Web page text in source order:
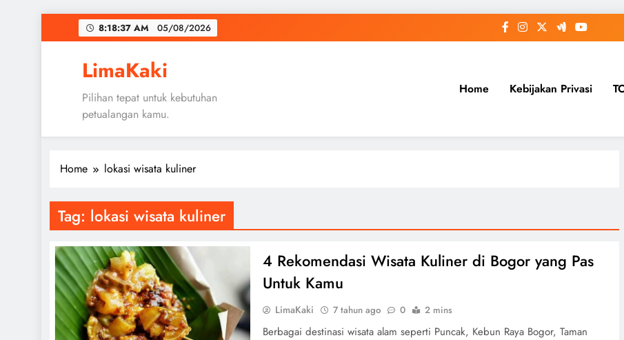
to
8:18:38 AM 05/08/2026
LimaKaki
Pilihan tepat untuk kebutuhan
petualangan kamu.
Home Kebijakan Privasi
Home lokasi wisata kuliner
Tag: lokasi wisata kuliner
4 Rekomendasi Wisata Kuliner di Bogor yang Pas
Untuk Kamu
LimaKaki 7 tahun ago 0 2 mins
Berbagai destinasi wisata alam seperti Puncak, Kebun Raya Bogor, Taman